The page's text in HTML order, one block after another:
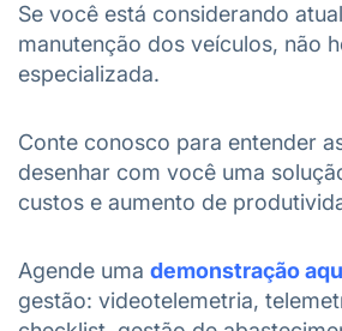
Se você está considerando
manutenção dos veículos, não
especializada.
Conte conosco para entender
desenhar com você uma
custos e aumento de
Agende uma demonstração
gestão: videotelemetria,